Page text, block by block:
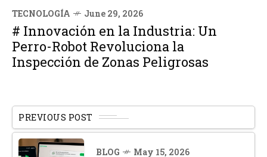
TECNOLOGÍA June 29, 2026
# Innovación en la Industria: Un
Perro-Robot Revoluciona la
Inspección de Zonas Peligrosas
PREVIOUS POST
BLOG May 15, 2026